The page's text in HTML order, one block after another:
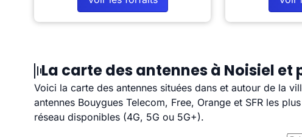
La carte des antennes à Noisiel et
Voici la carte des antennes situées dans et autour de la
antennes Bouygues Telecom, Free, Orange et SFR les
réseau disponibles (4G, 5G ou 5G+).